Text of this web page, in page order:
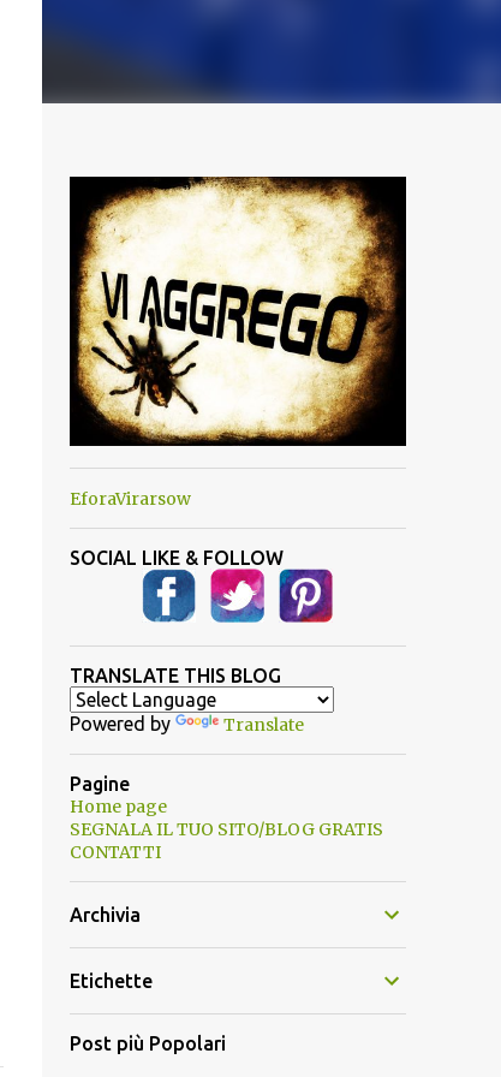
EforaVirarsow
SOCIAL LIKE & FOLLOW
TRANSLATE THIS BLOG
Powered by Translate
Pagine
Home page
SEGNALA IL TUO SITO/BLOG GRATIS
CONTATTI
Archivia
Etichette
Post più Popolari